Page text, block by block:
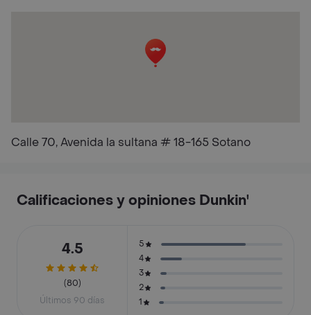
Calle 70, Avenida la sultana # 18-165 Sotano
Calificaciones y opiniones Dunkin'
4.5
(80)
Últimos 90 días
5
4
3
2
1